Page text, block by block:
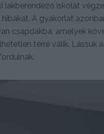
lakberendező iskolát
A gyakorlat
csapdákba, amelyek
térré válik. Lássuk